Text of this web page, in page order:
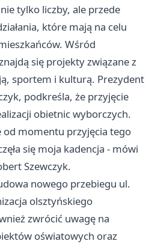
tylko liczby, ale przede
które mają na celu
Wśród
się projekty związane z
sportem i kulturą. Prezydent
podkreśla, że przyjęcie
obietnic wyborczych.
od momentu przyjęcia tego
się moja kadencja - mówi
Szewczyk.
nowego przebiegu ul.
olsztyńskiego
zwrócić uwagę na
oświatowych oraz